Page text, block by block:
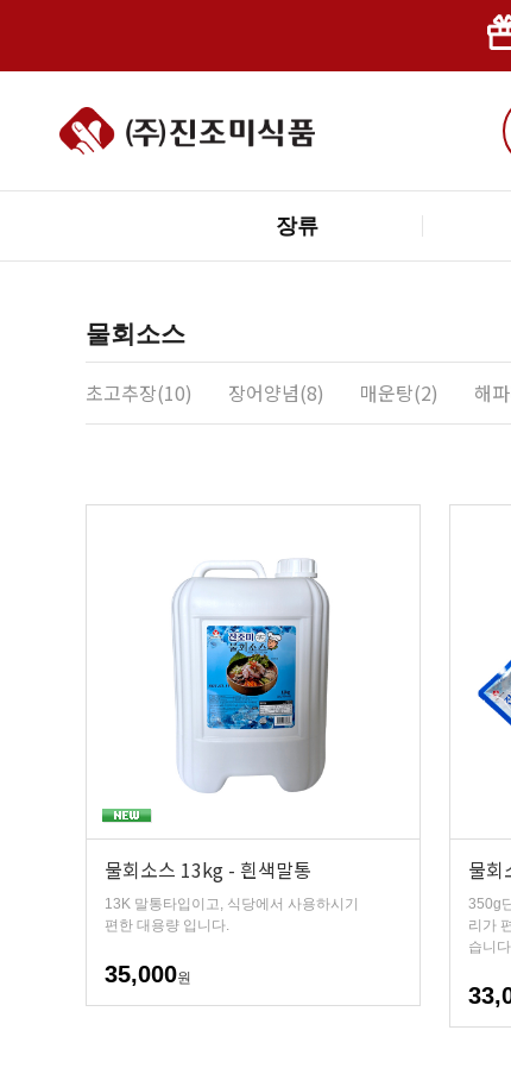
장류
물회소스
초고추장(10) 장어양념(8) 매운탕(2) 해
물회소스 13kg - 흰색말통
13K 말통타입이고, 식당에서 사용하시기
편한 대용량 입니다.
35,000원
물회
350g
리가
습니